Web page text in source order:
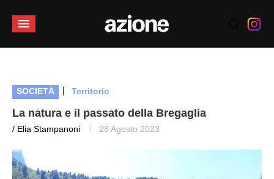
SOCIETÀ | Territorio
La natura e il passato della Bregaglia
/ Elia Stampanoni 28 Agosto 2023